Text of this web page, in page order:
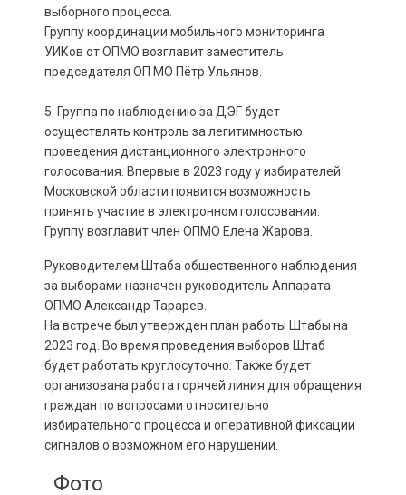
выборного процесса.
Группу координации мобильного мониторинга
УИКов от ОПМО возглавит заместитель
председателя ОП МО Пётр Ульянов.
5. Группа по наблюдению за ДЭГ будет
осуществлять контроль за легитимностью
проведения дистанционного электронного
голосования. Впервые в 2023 году у избирателей
Московской области появится возможность
принять участие в электронном голосовании.
Группу возглавит член ОПМО Елена Жарова.
Руководителем Штаба общественного наблюдения
за выборами назначен руководитель Аппарата
ОПМО Александр Тарарев.
На встрече был утвержден план работы Штабы на
2023 год. Во время проведения выборов Штаб
будет работать круглосуточно. Также будет
организована работа горячей линия для обращения
граждан по вопросами относительно
избирательного процесса и оперативной фиксации
сигналов о возможном его нарушении.
Фото